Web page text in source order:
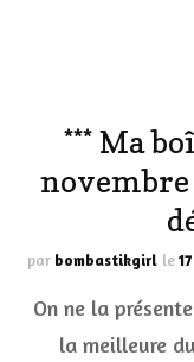
*** Ma
novembre
par bombastikgirl le
On ne la
la meilleure